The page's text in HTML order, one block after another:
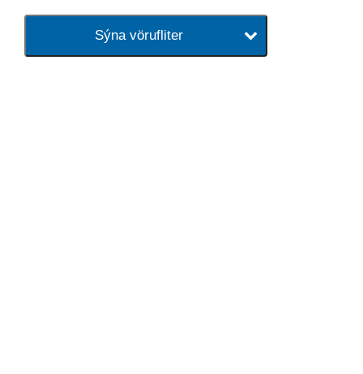
Sýna vörufliter